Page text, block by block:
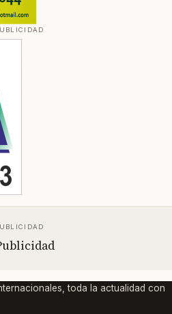
toda la actualidad con